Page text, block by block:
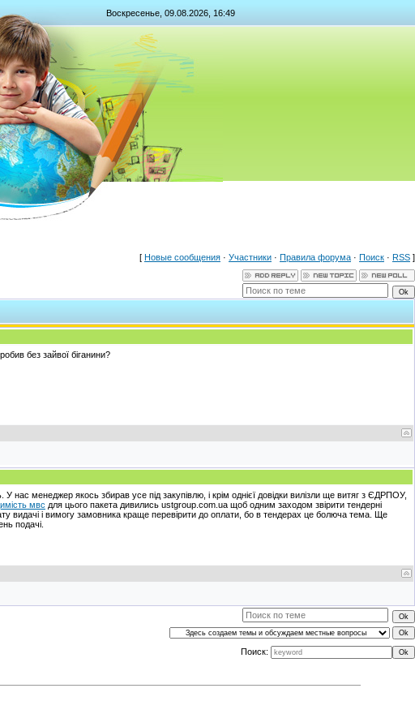
Воскресенье, 09.08.2026, 16:49
[ Новые сообщения · Участники · Правила форума · Поиск · RSS ]
без зайвої біганини?
нас менеджер якось збирав усе під закупівлю, і крім однієї довідки вилізли ще витяг з ЄДРПОУ,
мвс для цього пакета дивились ustgroup.com.ua щоб одним заходом звірити тендерні
видачі і вимогу замовника краще перевірити до оплати, бо в тендерах це болюча тема. Ще
подачі.
Поиск: